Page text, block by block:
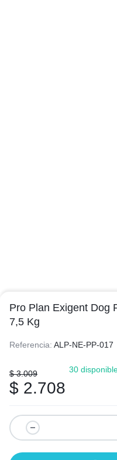
Pro Plan Exigent Dog
7,5 Kg
Referencia: ALP-NE-PP-017
$3.009
$ 2.708
30